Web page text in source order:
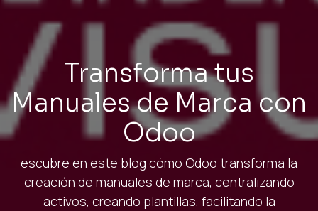
Transforma tus
Manuales de Marca con
Odoo
escubre en este blog cómo Odoo transforma la
creación de manuales de marca, centralizando
activos, creando plantillas, facilitando la